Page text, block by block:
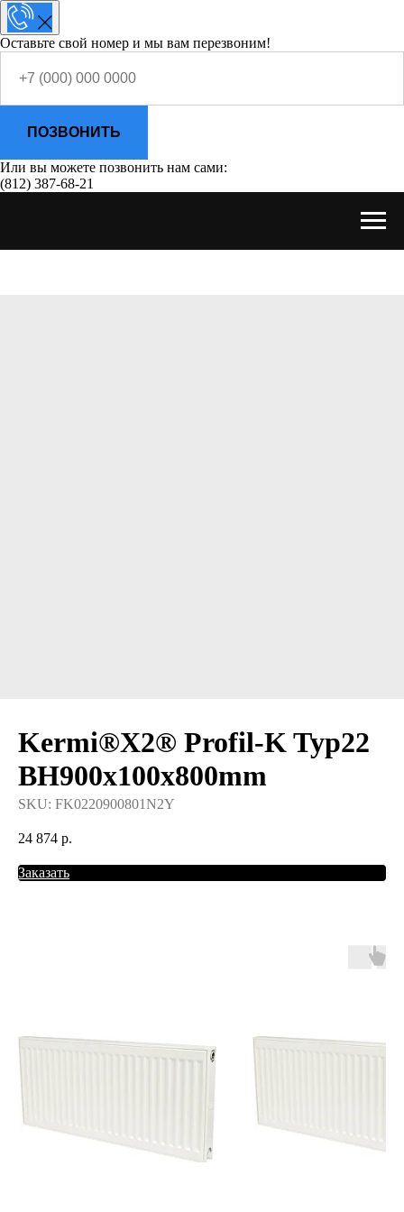
Оставьте свой номер и мы вам перезвоним!
ПОЗВОНИТЬ
Или вы можете позвонить нам сами:
(812) 387-68-21
Kermi®X2® Profil-K Typ22
BH900x100x800mm
SKU: FK0220900801N2Y
24 874 р.
Заказать